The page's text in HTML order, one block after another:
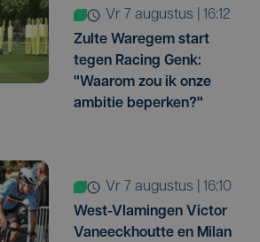
vr 7 augustus | 16:12
Zulte Waregem start
tegen Racing Genk:
"Waarom zou ik onze
ambitie beperken?"
vr 7 augustus | 16:10
West-Vlamingen Victor
Vaneeckhoutte en Milan